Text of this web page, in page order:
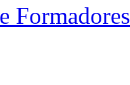
Formadores